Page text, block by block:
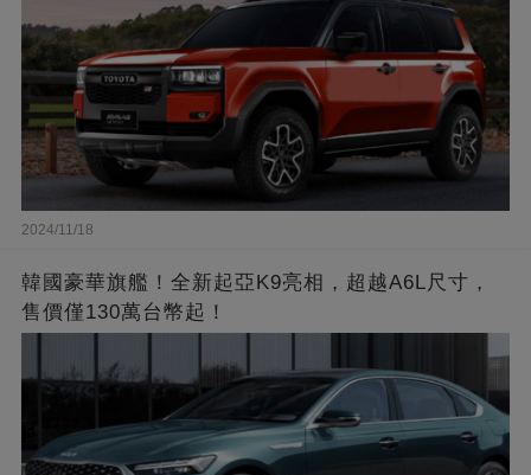
2024/11/18
韓國豪華旗艦！全新起亞K9亮相，超越A6L尺寸，
售價僅130萬台幣起！